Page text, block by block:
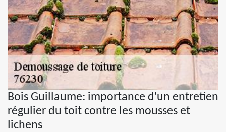
Bois Guillaume: importance d'un entretien
régulier du toit contre les mousses et
lichens